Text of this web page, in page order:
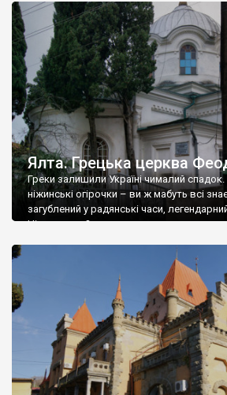
Ялта. Грецька церква
Греки залишили Україні чималий
ніжинські огірочки – ви ж мабуть всі
загублений у радянські часи,
Ніжин греки?